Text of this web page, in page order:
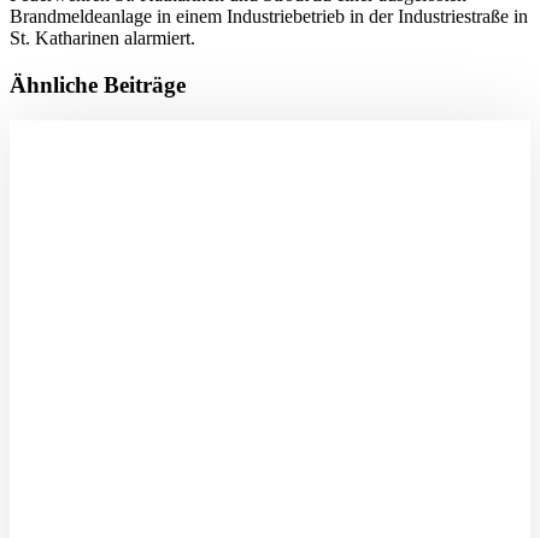
Brandmeldeanlage in einem Industriebetrieb in der Industriestraße in
St. Katharinen alarmiert.
Ähnliche Beiträge